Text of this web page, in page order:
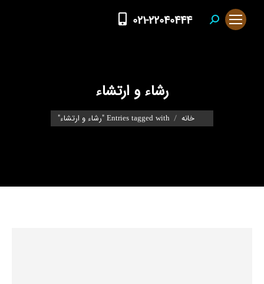
Search:
021-22040444
رشاء و ارتشاء
You are here:
خانه Entries tagged with "رشاء و ارتشاء"